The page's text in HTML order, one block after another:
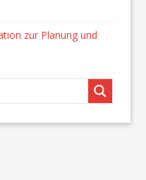
zur Planung und